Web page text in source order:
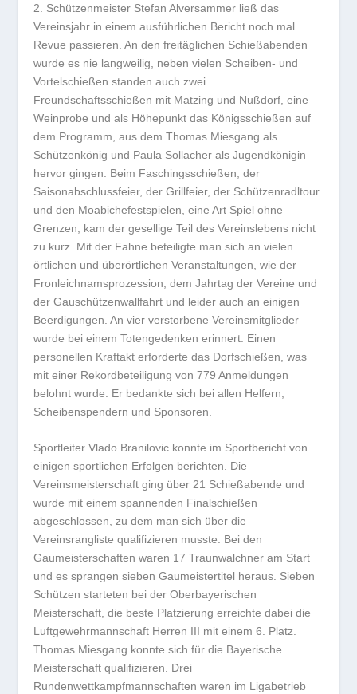
2. Schützenmeister Stefan Alversammer ließ das
Vereinsjahr in einem ausführlichen Bericht noch mal
Revue passieren. An den freitäglichen Schießabenden
wurde es nie langweilig, neben vielen Scheiben- und
Vortelschießen standen auch zwei
Freundschaftsschießen mit Matzing und Nußdorf, eine
Weinprobe und als Höhepunkt das Königsschießen auf
dem Programm, aus dem Thomas Miesgang als
Schützenkönig und Paula Sollacher als Jugendkönigin
hervor gingen. Beim Faschingsschießen, der
Saisonabschlussfeier, der Grillfeier, der Schützenradltour
und den Moabichefestspielen, eine Art Spiel ohne
Grenzen, kam der gesellige Teil des Vereinslebens nicht
zu kurz. Mit der Fahne beteiligte man sich an vielen
örtlichen und überörtlichen Veranstaltungen, wie der
Fronleichnamsprozession, dem Jahrtag der Vereine und
der Gauschützenwallfahrt und leider auch an einigen
Beerdigungen. An vier verstorbene Vereinsmitglieder
wurde bei einem Totengedenken erinnert. Einen
personellen Kraftakt erforderte das Dorfschießen, was
mit einer Rekordbeteiligung von 779 Anmeldungen
belohnt wurde. Er bedankte sich bei allen Helfern,
Scheibenspendern und Sponsoren.
Sportleiter Vlado Branilovic konnte im Sportbericht von
einigen sportlichen Erfolgen berichten. Die
Vereinsmeisterschaft ging über 21 Schießabende und
wurde mit einem spannenden Finalschießen
abgeschlossen, zu dem man sich über die
Vereinsrangliste qualifizieren musste. Bei den
Gaumeisterschaften waren 17 Traunwalchner am Start
und es sprangen sieben Gaumeistertitel heraus. Sieben
Schützen starteten bei der Oberbayerischen
Meisterschaft, die beste Platzierung erreichte dabei die
Luftgewehrmannschaft Herren III mit einem 6. Platz.
Thomas Miesgang konnte sich für die Bayerische
Meisterschaft qualifizieren. Drei
Rundenwettkampfmannschaften waren im Ligabetrieb